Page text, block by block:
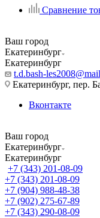
Сравнение
Ваш город
Екатеринбург
Екатеринбург
t.d.bash-
Екатеринбург, пер.
Вконтакте
Ваш город
Екатеринбург
Екатеринбург
+7 (343) 201-08-09
+7 (343) 201-08-09
+7 (904) 988-48-38
+7 (902) 275-67-89
+7 (343) 290-08-09